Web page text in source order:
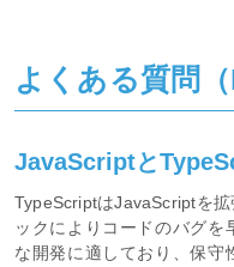
よくある質問（
JavaScriptと
TypeScriptはJavaScriptを
ックによりコードのバグ
な開発に適しており、保守